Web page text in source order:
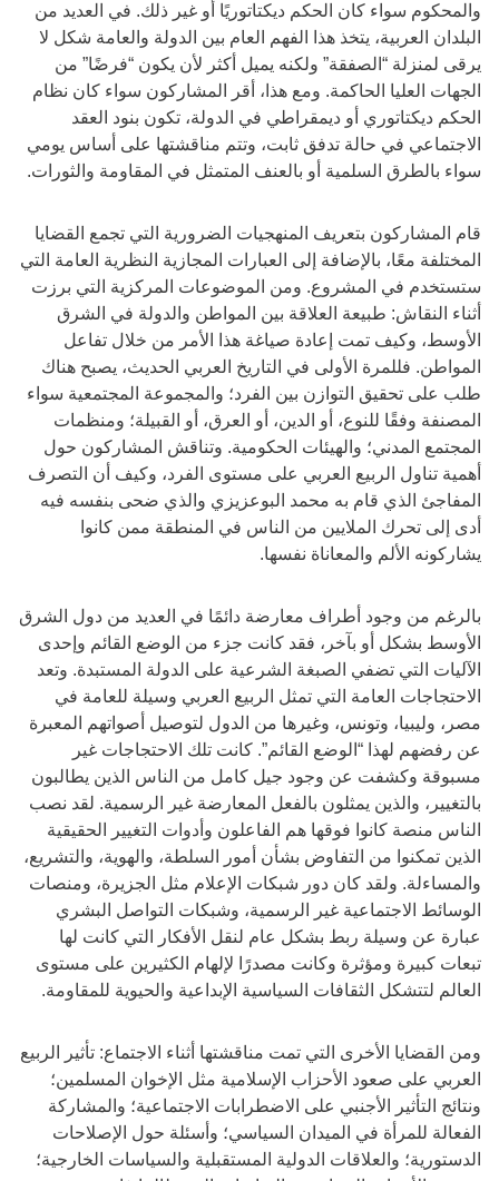
والمحكوم سواء كان الحكم ديكتاتوريًا أو غير ذلك. في العديد من
البلدان العربية، يتخذ هذا الفهم العام بين الدولة والعامة شكل لا
يرقى لمنزلة “الصفقة” ولكنه يميل أكثر لأن يكون “فرضًا” من
الجهات العليا الحاكمة. ومع هذا، أقر المشاركون سواء كان نظام
الحكم ديكتاتوري أو ديمقراطي في الدولة، تكون بنود العقد
الاجتماعي في حالة تدفق ثابت، وتتم مناقشتها على أساس يومي
سواء بالطرق السلمية أو بالعنف المتمثل في المقاومة والثورات.
قام المشاركون بتعريف المنهجيات الضرورية التي تجمع القضايا
المختلفة معًا، بالإضافة إلى العبارات المجازية النظرية العامة التي
ستستخدم في المشروع. ومن الموضوعات المركزية التي برزت
أثناء النقاش: طبيعة العلاقة بين المواطن والدولة في الشرق
الأوسط، وكيف تمت إعادة صياغة هذا الأمر من خلال تفاعل
المواطن. فللمرة الأولى في التاريخ العربي الحديث، يصبح هناك
طلب على تحقيق التوازن بين الفرد؛ والمجموعة المجتمعية سواء
المصنفة وفقًا للنوع، أو الدين، أو العرق، أو القبيلة؛ ومنظمات
المجتمع المدني؛ والهيئات الحكومية. وتناقش المشاركون حول
أهمية تناول الربيع العربي على مستوى الفرد، وكيف أن التصرف
المفاجئ الذي قام به محمد البوعزيزي والذي ضحى بنفسه فيه
أدى إلى تحرك الملايين من الناس في المنطقة ممن كانوا
يشاركونه الألم والمعاناة نفسها.
بالرغم من وجود أطراف معارضة دائمًا في العديد من دول الشرق
الأوسط بشكل أو بآخر، فقد كانت جزء من الوضع القائم وإحدى
الآليات التي تضفي الصبغة الشرعية على الدولة المستبدة. وتعد
الاحتجاجات العامة التي تمثل الربيع العربي وسيلة للعامة في
مصر، وليبيا، وتونس، وغيرها من الدول لتوصيل أصواتهم المعبرة
عن رفضهم لهذا “الوضع القائم”. كانت تلك الاحتجاجات غير
مسبوقة وكشفت عن وجود جيل كامل من الناس الذين يطالبون
بالتغيير، والذين يمثلون بالفعل المعارضة غير الرسمية. لقد نصب
الناس منصة كانوا فوقها هم الفاعلون وأدوات التغيير الحقيقية
الذين تمكنوا من التفاوض بشأن أمور السلطة، والهوية، والتشريع،
والمساءلة. ولقد كان دور شبكات الإعلام مثل الجزيرة، ومنصات
الوسائط الاجتماعية غير الرسمية، وشبكات التواصل البشري
عبارة عن وسيلة ربط بشكل عام لنقل الأفكار التي كانت لها
تبعات كبيرة ومؤثرة وكانت مصدرًا لإلهام الكثيرين على مستوى
العالم لتتشكل الثقافات السياسية الإبداعية والحيوية للمقاومة.
ومن القضايا الأخرى التي تمت مناقشتها أثناء الاجتماع: تأثير الربيع
العربي على صعود الأحزاب الإسلامية مثل الإخوان المسلمين؛
ونتائج التأثير الأجنبي على الاضطرابات الاجتماعية؛ والمشاركة
الفعالة للمرأة في الميدان السياسي؛ وأسئلة حول الإصلاحات
الدستورية؛ والعلاقات الدولية المستقبلية والسياسات الخارجية؛